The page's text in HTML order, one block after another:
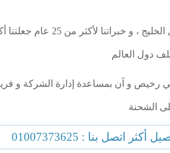
لدينا سيارات و برادات و تريلات للشحن خارج مصر الى جميع دول
دول العالم
رخيص و آن بمساعدة إدارة الشركة و
الشحنة
أكثر اتصل بنا : 01007373625